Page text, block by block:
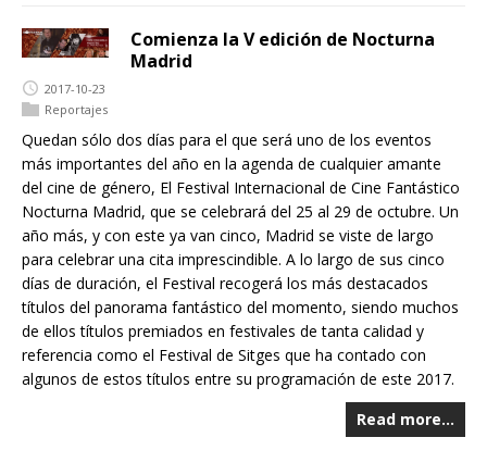
Comienza la V edición de Nocturna
Madrid
2017-10-23
Reportajes
Quedan sólo dos días para el que será uno de los eventos
más importantes del año en la agenda de cualquier amante
del cine de género, El Festival Internacional de Cine Fantástico
Nocturna Madrid, que se celebrará del 25 al 29 de octubre. Un
año más, y con este ya van cinco, Madrid se viste de largo
para celebrar una cita imprescindible. A lo largo de sus cinco
días de duración, el Festival recogerá los más destacados
títulos del panorama fantástico del momento, siendo muchos
de ellos títulos premiados en festivales de tanta calidad y
referencia como el Festival de Sitges que ha contado con
algunos de estos títulos entre su programación de este 2017.
Read more…